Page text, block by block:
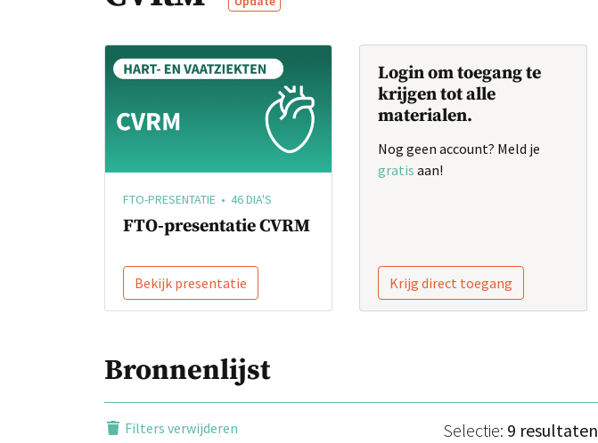
FTO-PRESENTATIE • 46 DIA'S
FTO-presentatie CVRM
Bekijk presentatie
Login om toegang te
krijgen tot alle
materialen.
Nog geen account? Meld je
gratis aan!
Krijg direct toegang
Bronnenlijst
Filters verwijderen Selectie: 9 resultaten